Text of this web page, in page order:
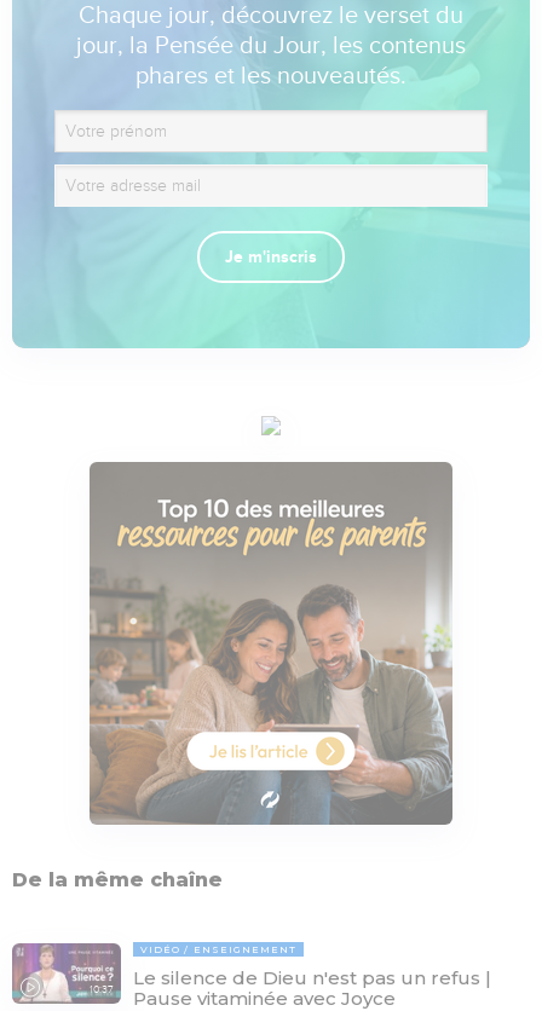
Chaque jour, découvrez le verset du
jour, la Pensée du Jour, les contenus
phares et les nouveautés.
Je m'inscris
De la même chaîne
10:37
VIDÉO ENSEIGNEMENT
Le silence de Dieu n'est pas un refus |
Pause vitaminée avec Joyce